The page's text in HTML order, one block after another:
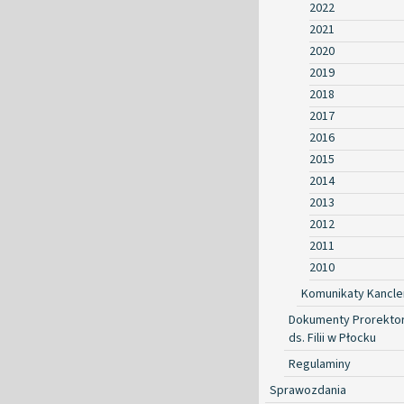
2022
2021
2020
2019
2018
2017
2016
2015
2014
2013
2012
2011
2010
Komunikaty
Dokumenty
ds. Filii w Płocku
Regulaminy
Sprawozdania